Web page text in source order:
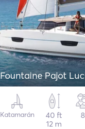
Fountaine Pajot
Katamarán
40 ft
12 m
8